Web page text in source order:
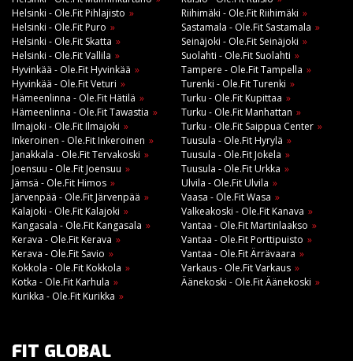
Helsinki - Ole.Fit Pihlajisto
Helsinki - Ole.Fit Puro
Helsinki - Ole.Fit Skatta
Helsinki - Ole.Fit Vallila
Hyvinkää - Ole.Fit Hyvinkää
Hyvinkää - Ole.Fit Veturi
Hämeenlinna - Ole.Fit Hätilä
Hämeenlinna - Ole.Fit Tawastia
Ilmajoki - Ole.Fit Ilmajoki
Inkeroinen - Ole.Fit Inkeroinen
Janakkala - Ole.Fit Tervakoski
Joensuu - Ole.Fit Joensuu
Jämsä - Ole.Fit Himos
Järvenpää - Ole.Fit Järvenpää
Kalajoki - Ole.Fit Kalajoki
Kangasala - Ole.Fit Kangasala
Kerava - Ole.Fit Kerava
Kerava - Ole.Fit Savio
Kokkola - Ole.Fit Kokkola
Kotka - Ole.Fit Karhula
Kurikka - Ole.Fit Kurikka
Riihimäki - Ole.Fit Riihimäki
Sastamala - Ole.Fit Sastamala
Seinäjoki - Ole.Fit Seinäjoki
Suolahti - Ole.Fit Suolahti
Tampere - Ole.Fit Tampella
Turenki - Ole.Fit Turenki
Turku - Ole.Fit Kupittaa
Turku - Ole.Fit Manhattan
Turku - Ole.Fit Saippua Center
Tuusula - Ole.Fit Hyrylä
Tuusula - Ole.Fit Jokela
Tuusula - Ole.Fit Urkka
Ulvila - Ole.Fit Ulvila
Vaasa - Ole.Fit Wasa
Valkeakoski - Ole.Fit Kanava
Vantaa - Ole.Fit Martinlaakso
Vantaa - Ole.Fit Porttipuisto
Vantaa - Ole.Fit Ärrävaara
Varkaus - Ole.Fit Varkaus
Äänekoski - Ole.Fit Äänekoski
FIT GLOBAL